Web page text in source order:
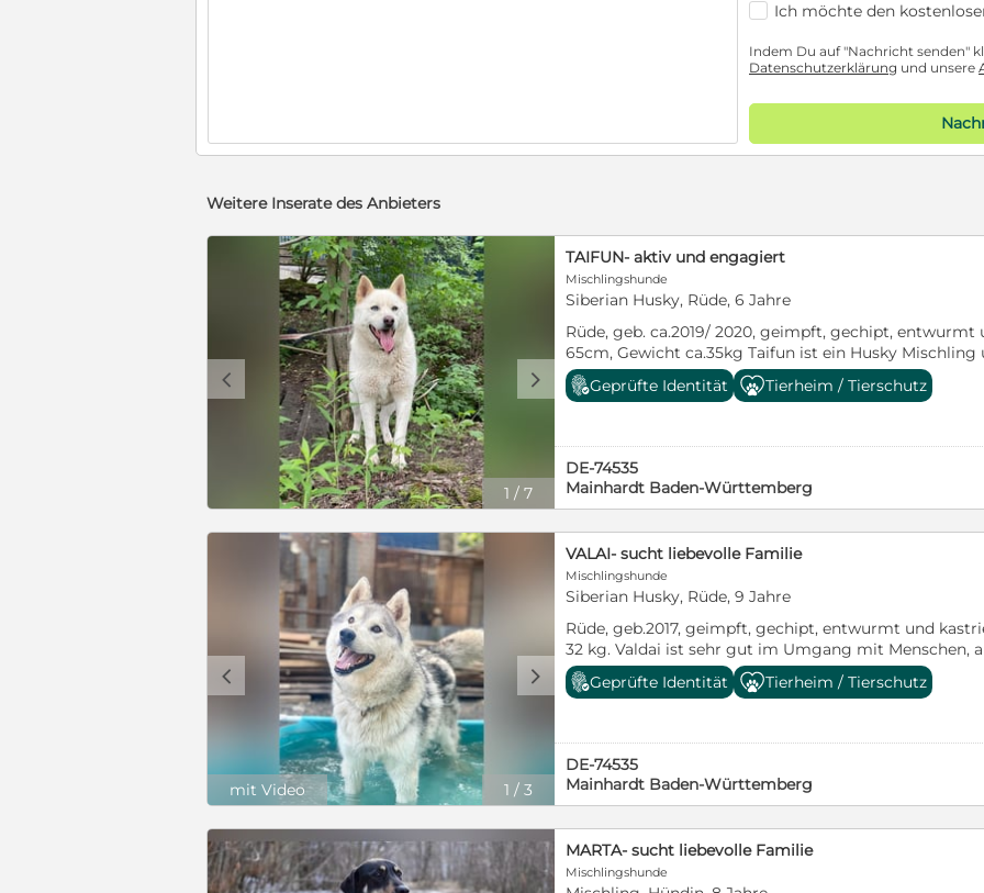
Ich möchte den
Indem Du auf "Nachricht senden"
Datenschutzerklärung und unsere
Weitere Inserate des Anbieters
1 / 7
c d
TAIFUN- aktiv und engagiert
Mischlingshunde
Siberian Husky, Rüde, 6 Jahre
Rüde, geb. ca.2019/ 2020, geimpft, gechipt,
65cm, Gewicht ca.35kg Taifun ist ein Husky
Ehre. Taifun ist energievoll, liebevollund sehr
Taifun ist verträglich mit Artgenossen. Über Katzen
dann nach einiger Zeit geht es gut. Ans Autofahren
Anfrage Bei Interesse bitte Email an
Geprüfte Identität Tierheim / Tierschutz
DE-74535
Mainhardt Baden-Württemberg
1 / 3
c d
mit Video
VALAI- sucht liebevolle Familie
Mischlingshunde
Siberian Husky, Rüde, 9 Jahre
Rüde, geb.2017, geimpft, gechipt, entwurmt und kastriert
32 kg. Valdai ist sehr gut im Umgang mit Menschen,
Hunden.Er ist ein ausgeglichener, aktiver Hund, der
leinenführig und liebt Interaktionen mit dem
Geprüfte Identität Tierheim / Tierschutz
DE-74535
Mainhardt Baden-Württemberg
MARTA- sucht liebevolle Familie
Mischlingshunde